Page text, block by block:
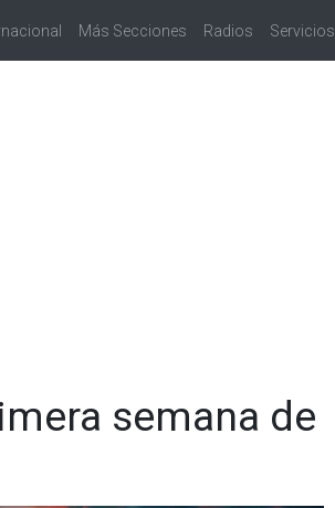
Más Secciones Radios Servicios
semana de